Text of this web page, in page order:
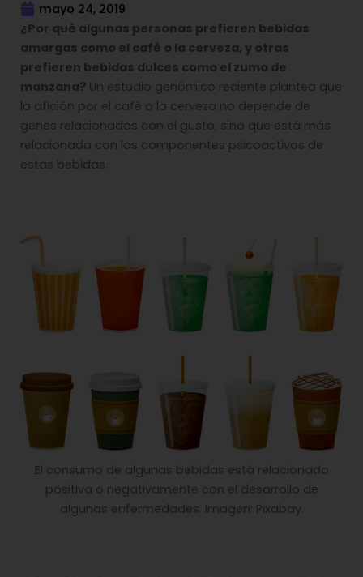
mayo 24, 2019
¿Por qué algunas personas prefieren bebidas
amargas como el café o la cerveza, y otras
prefieren bebidas dulces como el zumo de
manzana? Un estudio genómico reciente plantea que
la afición por el café o la cerveza no depende de
genes relacionados con el gusto, sino que está más
relacionada con los componentes psicoactivos de
estas bebidas.
El consumo de algunas bebidas está relacionado
positiva o negativamente con el desarrollo de
algunas enfermedades. Imagen: Pixabay.